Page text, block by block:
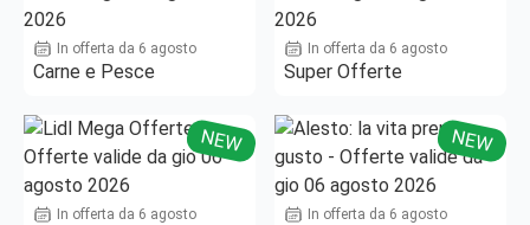
In offerta da 6 agosto
Carne e Pesce
In offerta da 6 agosto
Super Offerte
NEW
In offerta da 6 agosto
NEW
In offerta da 6 agosto